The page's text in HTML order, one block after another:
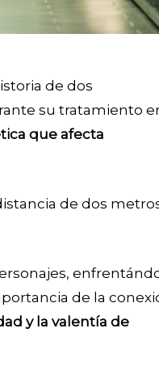
de dos
su tratamiento
que afecta
de dos
de la
y la valentía de